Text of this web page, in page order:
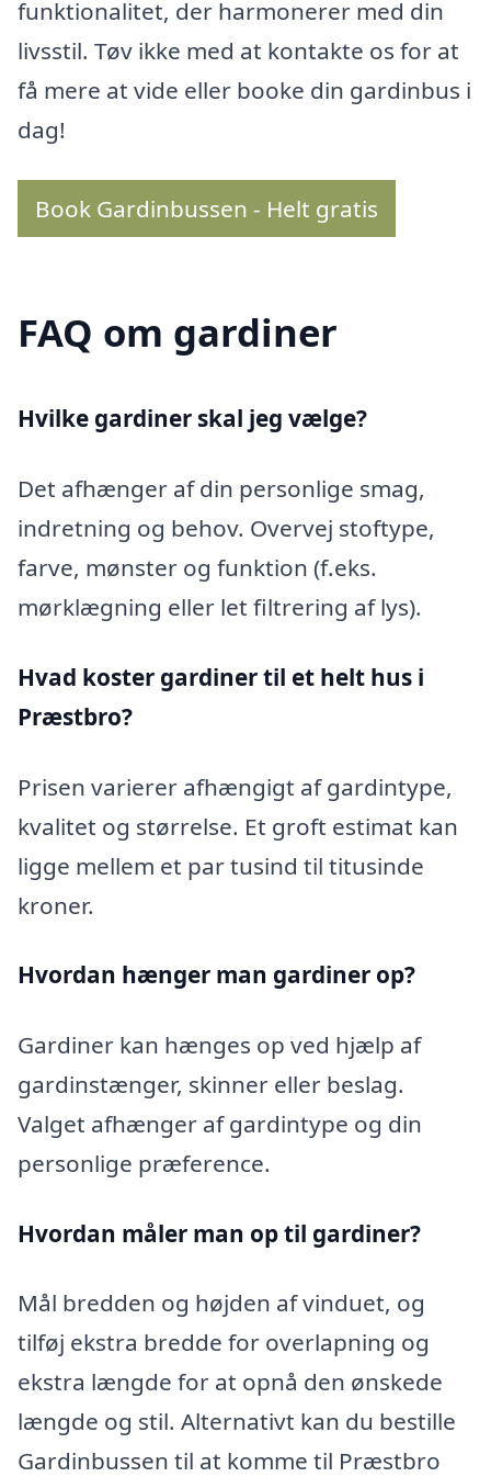
funktionalitet, der harmonerer med din
livsstil. Tøv ikke med at kontakte os for at
få mere at vide eller booke din gardinbus i
dag!
Book Gardinbussen - Helt gratis
FAQ om gardiner
Hvilke gardiner skal jeg vælge?
Det afhænger af din personlige smag,
indretning og behov. Overvej stoftype,
farve, mønster og funktion (f.eks.
mørklægning eller let filtrering af lys).
Hvad koster gardiner til et helt hus i
Præstbro?
Prisen varierer afhængigt af gardintype,
kvalitet og størrelse. Et groft estimat kan
ligge mellem et par tusind til titusinde
kroner.
Hvordan hænger man gardiner op?
Gardiner kan hænges op ved hjælp af
gardinstænger, skinner eller beslag.
Valget afhænger af gardintype og din
personlige præference.
Hvordan måler man op til gardiner?
Mål bredden og højden af vinduet, og
tilføj ekstra bredde for overlapning og
ekstra længde for at opnå den ønskede
længde og stil. Alternativt kan du bestille
Gardinbussen til at komme til Præstbro